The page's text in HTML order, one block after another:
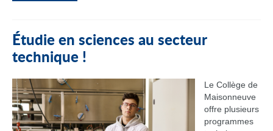
Étudie en sciences au secteur
technique !
Le Collège de
Maisonneuve
offre plusieurs
programmes